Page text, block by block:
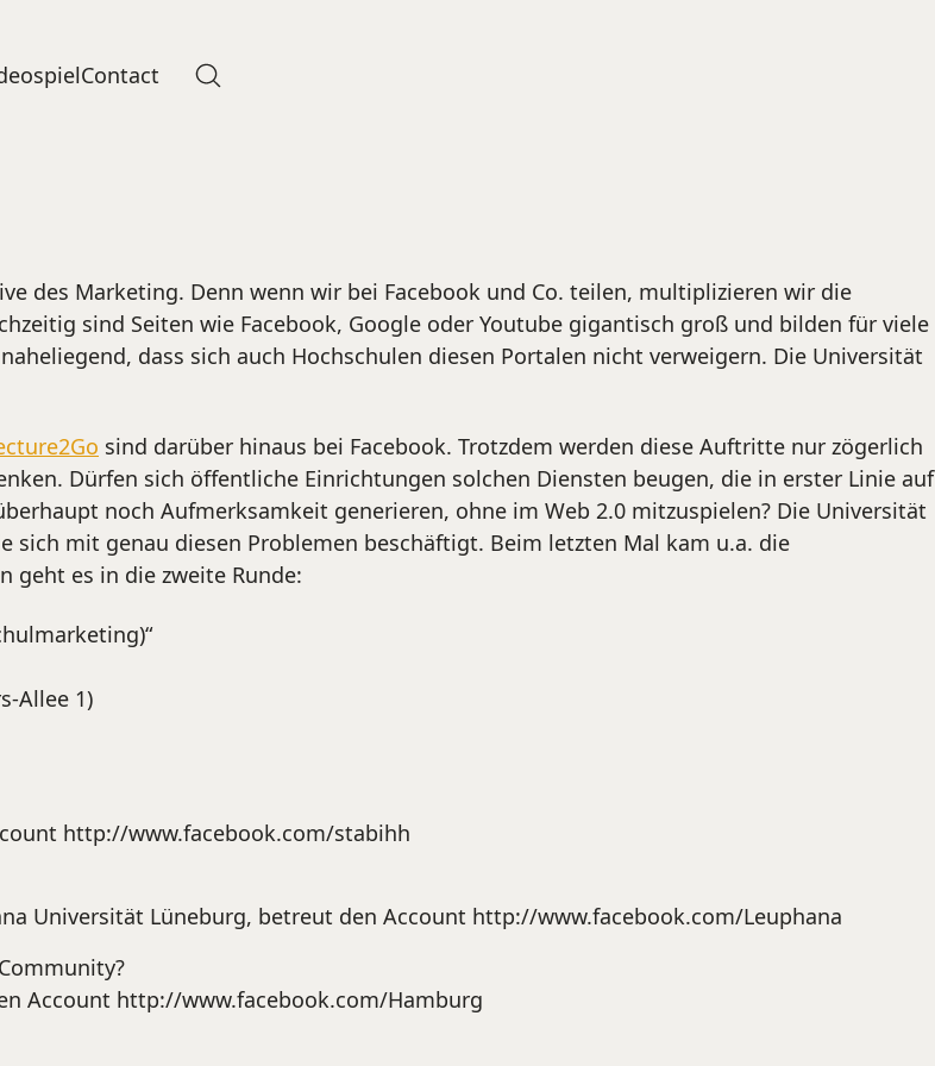
Contact
des Marketing. Denn wenn wir bei Facebook und Co. teilen, multiplizieren wir die
sind Seiten wie Facebook, Google oder Youtube gigantisch groß und bilden für viele
dass sich auch Hochschulen diesen Portalen nicht verweigern. Die Universität
sind darüber hinaus bei Facebook. Trotzdem werden diese Auftritte nur zögerlich
Dürfen sich öffentliche Einrichtungen solchen Diensten beugen, die in erster Linie auf
noch Aufmerksamkeit generieren, ohne im Web 2.0 mitzuspielen? Die Universität
sich mit genau diesen Problemen beschäftigt. Beim letzten Mal kam u.a. die
geht es in die zweite Runde:
Allee 1)
http://www.facebook.com/stabihh
Universität Lüneburg, betreut den Account http://www.facebook.com/Leuphana
Account http://www.facebook.com/Hamburg